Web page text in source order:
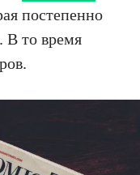
постепенно
В то время